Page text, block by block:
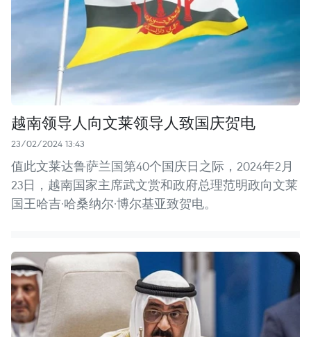
越南领导人向文莱领导人致国庆贺电
23/02/2024 13:43
值此文莱达鲁萨兰国第40个国庆日之际，2024年2月
23日，越南国家主席武文赏和政府总理范明政向文莱
国王哈吉·哈桑纳尔·博尔基亚致贺电。